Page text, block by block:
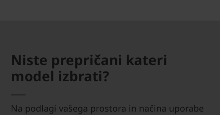
Niste prepričani kateri
model izbrati?
Na podlagi vašega prostora in načina uporabe